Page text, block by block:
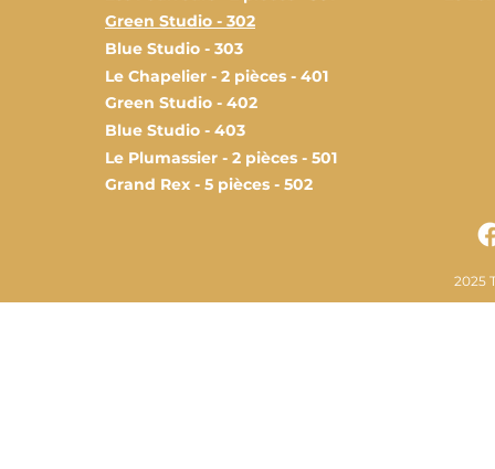
Green Studio - 302
Blue Studio - 303
Le Chapelier - 2 pièces - 401
Green Studio - 402
Blue Studio - 403
Le Plumassier - 2 pièces - 501
Grand Rex - 5 pièces - 502
2025